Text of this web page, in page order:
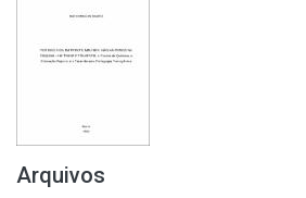
Arquivos